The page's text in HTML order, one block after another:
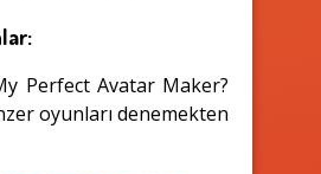
Perfect Avatar Maker?
oyunları denemekten